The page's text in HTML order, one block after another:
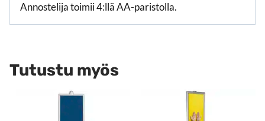
Annostelija toimii 4:llä AA-paristolla.
Tutustu myös